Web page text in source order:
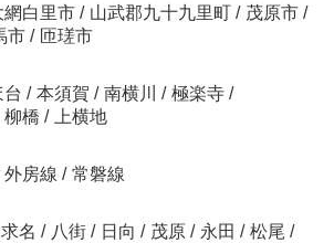
網白里市 / 山武郡九十九里町 / 茂原市 /
市 / 匝瑳市
/ 本須賀 / 南横川 / 極楽寺 /
柳橋 /
上横地
外房線 / 常磐線
求名 / 八街 / 日向 / 茂原 / 永田 / 松尾 /